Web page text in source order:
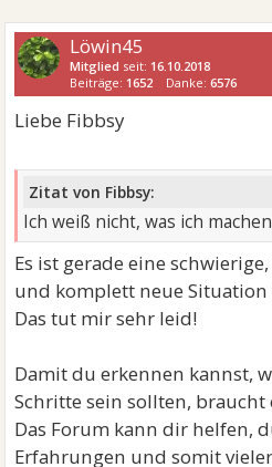
Löwin45
Mitglied seit: 16.10.2018
Beiträge: 1652 Danke:6576
Liebe Fibbsy
Zitat von Fibbsy:
Ich weiß nicht, was ich
Es ist gerade eine
und komplett neue
Das tut mir sehr leid!
Damit du erkennen kannst,
Schritte sein sollten, braucht
Das Forum kann dir helfen,
Erfahrungen und somit